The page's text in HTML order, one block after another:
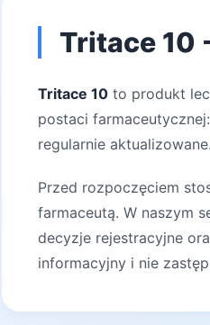
Tritace 10
Tritace 10 to produkt
postaci
regularnie aktualizowane.
Przed rozpoczęciem
farmaceutą. W naszym
decyzje rejestracyjne
informacyjny i nie